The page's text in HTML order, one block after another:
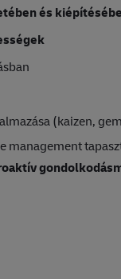
és
(kaizen,
management